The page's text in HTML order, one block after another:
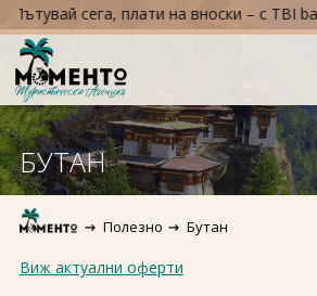
сега, плати на вноски – с TBI bank!
ДЕСТИНАЦИИ
Австралия и Океания
Азия
Африка
ХОТЕЛИ
Хотели в България
КРУИЗИ
БУТАН
Полезно Бутан
Виж актуални оферти